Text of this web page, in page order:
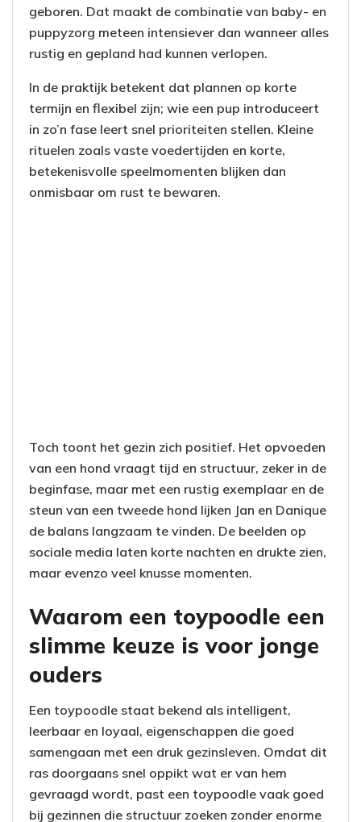
geboren. Dat maakt de combinatie van baby- en
puppyzorg meteen intensiever dan wanneer alles
rustig en gepland had kunnen verlopen.
In de praktijk betekent dat plannen op korte
termijn en flexibel zijn; wie een pup introduceert
in zo’n fase leert snel prioriteiten stellen. Kleine
rituelen zoals vaste voedertijden en korte,
betekenisvolle speelmomenten blijken dan
onmisbaar om rust te bewaren.
Toch toont het gezin zich positief. Het opvoeden
van een hond vraagt tijd en structuur, zeker in de
beginfase, maar met een rustig exemplaar en de
steun van een tweede hond lijken Jan en Danique
de balans langzaam te vinden. De beelden op
sociale media laten korte nachten en drukte zien,
maar evenzo veel knusse momenten.
Waarom een toypoodle een
slimme keuze is voor jonge
ouders
Een toypoodle staat bekend als intelligent,
leerbaar en loyaal, eigenschappen die goed
samengaan met een druk gezinsleven. Omdat dit
ras doorgaans snel oppikt wat er van hem
gevraagd wordt, past een toypoodle vaak goed
bij gezinnen die structuur zoeken zonder enorme